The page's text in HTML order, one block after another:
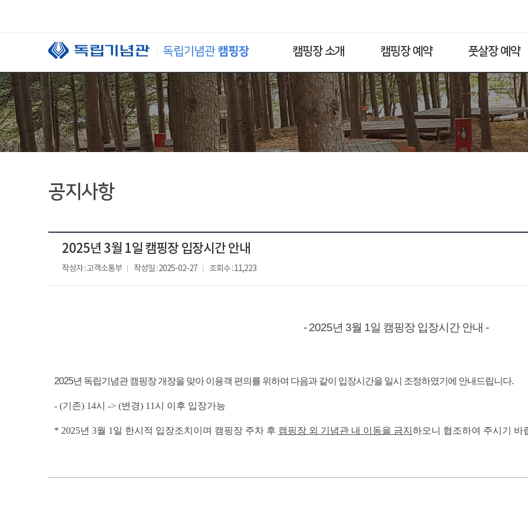
캠핑장 소개 캠핑장 예약 풋살장 예약
공지사항
2025년 3월 1일 캠핑장 입장시간 안내
작성자 : 고객소통부 작성일 : 2025-02-27 조회수 : 11,223
- 2025년 3월 1일 캠핑장 입장시간 안내 -
2025년 독립기념관 캠핑장 개장을 맞아 이용객 편의를 위하여 다음과 같이 입장시간을 일시 조정하였기에 안내드립니다.
- (기존) 14시 -> (변경) 11시 이후 입장가능
* 2025년 3월 1일 한시적 입장조치이며 캠핑장 주차 후 캠핑장 외 기념관 내 이동을 금지 하오니 협조하여 주시기 바